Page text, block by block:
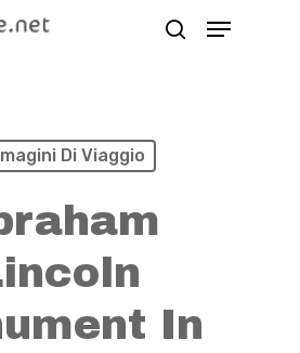
Menu
Di Viaggio
In